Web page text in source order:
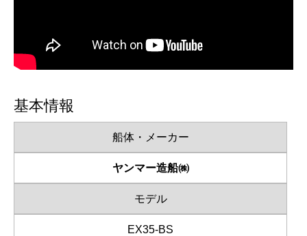
基本情報
船体・メーカー
ヤンマー造船㈱
モデル
EX35-BS